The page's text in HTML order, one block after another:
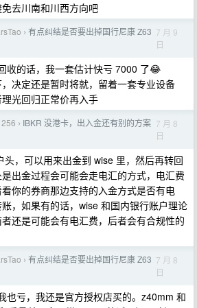
去川南和川西方向吧
› 有点纠结是否要出掉国行尼康 Z63 7 月 9
日
收的话，我一套估计快亏 7000 了😂
决定还是暂时将就，留着一套专业设备
光回归正常价再入手
› IBKR 没港卡，出入金还有别的方案 7 月 8
日
，可以用来出金到 wise 里，然后再转回
出金过程会可能会走电汇的方式，电汇费
你的券商那边支持的入金方式是否有电
，如果有的话，wise 和国内银行账户理论
还是可能会有电汇费，后者会有合规性的
› 有点纠结是否要出掉国行尼康 Z63 7 月 8
日
也亏，我还是官方授权店买的。z40mm 和